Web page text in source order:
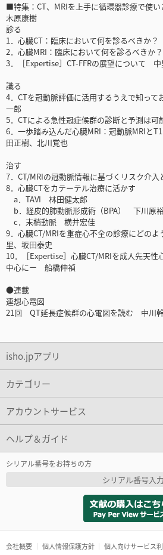
■特集：CT、MRIを上手に循環器診療で
木原康樹
診る
1．心臓CT：臨床において何を診るべきか
2．心臓MRI：臨床において何を診るべきか
3．［Expertise］CT-FFRの展望について
識る
4．CTを冠動脈評価に活用するうえで知っ
一郎
5．CTによる急性冠症候群の診断と予測は
6．一歩踏み込んだ心臓MRI：冠動脈MRIと
田正樹、北川覚也
治す
7．CT/MRIの冠動脈情報に基づくリスク介
8．心臓CTをカテーテル治療に活かす
a．TAVI 林田健太郎
b．経皮的肺動脈形成術（BPA） 下川原
c．末梢動脈 横井宏佳
9．心臓CT/MRIを重症心不全の診療にどの
里、坂田泰史
10．［Expertise］心臓CT/MRIを成人先天性
中心にー 船橋伸禎
●連載
連想心電図
21回 QT延長症候群の心電図を読む 中川
isho.jpアプリ
カテゴリー
アカウントサービス
ヘルプ＆ガイド
シリアル番号をお持ちの方
シリアル番号入力
会社概要 個人情報保護方針
個人向けサービス